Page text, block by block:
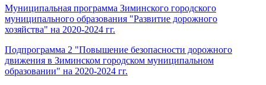
Муниципальная программа Зиминского городского
муниципального образования "Развитие дорожного
хозяйства" на 2020-2024 гг.
Подпрограмма 2 "Повышение безопасности дорожного
движения в Зиминском городском муниципальном
образовании" на 2020-2024 гг.